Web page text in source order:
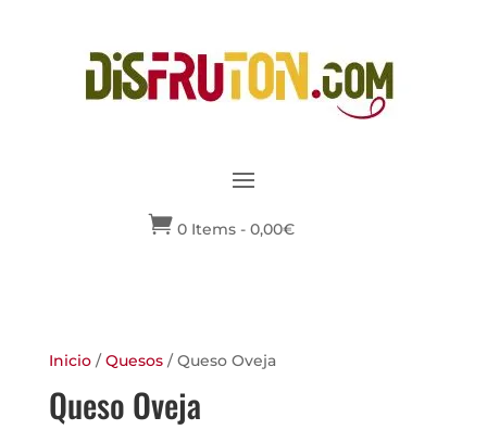
 0 Items - 0,00€
Inicio/Quesos/ Queso Oveja
Queso Oveja